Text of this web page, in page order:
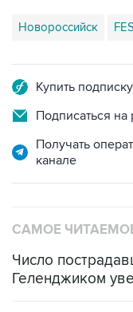
Новороссийск
Купить
Подписаться на
Получать
канале
САМОЕ
Число
Геленджиком